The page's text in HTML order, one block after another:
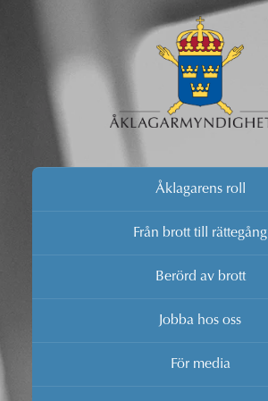
Åklagarens roll
Från brott till rättegång
Berörd av brott
Jobba hos oss
För media